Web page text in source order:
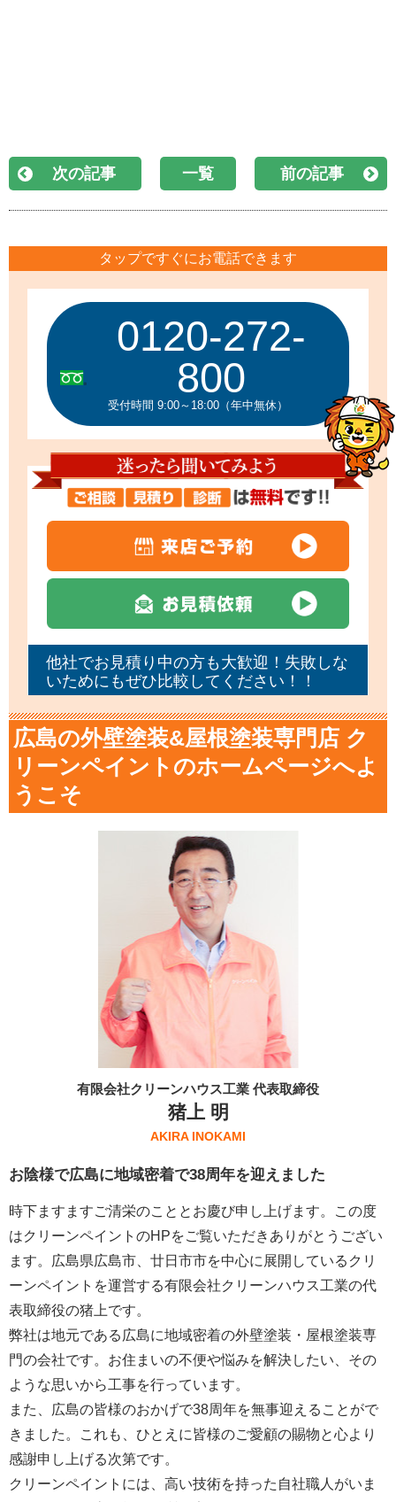
次の記事 一覧 前の記事
タップですぐにお電話できます
0120-272-
800
受付時間 9:00～18:00（年中無休）
他社でお見積り中の方も大歓迎！失敗しな
いためにもぜひ比較してください！！
広島の外壁塗装&屋根塗装専門店 ク
リーンペイントのホームページへよ
うこそ
有限会社クリーンハウス工業 代表取締役
猪上 明
AKIRA INOKAMI
お陰様で広島に地域密着で38周年を迎えました
時下ますますご清栄のこととお慶び申し上げます。この度
はクリーンペイントのHPをご覧いただきありがとうござい
ます。広島県広島市、廿日市市を中心に展開しているクリ
ーンペイントを運営する有限会社クリーンハウス工業の代
表取締役の猪上です。
弊社は地元である広島に地域密着の外壁塗装・屋根塗装専
門の会社です。お住まいの不便や悩みを解決したい、その
ような思いから工事を行っています。
また、広島の皆様のおかげで38周年を無事迎えることがで
きました。これも、ひとえに皆様のご愛顧の賜物と心より
感謝申し上げる次第です。
クリーンペイントには、高い技術を持った自社職人がいま